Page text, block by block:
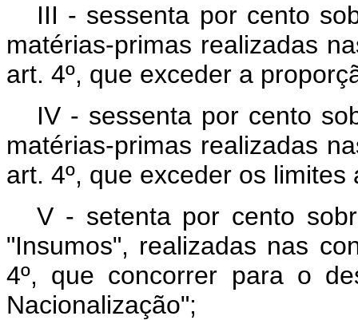
III - sessenta por cento
matérias-primas realizadas
art. 4º, que exceder a
IV - sessenta por cento
matérias-primas realizadas
art. 4º, que exceder os
V - setenta por cento
"Insumos", realizadas nas
4º, que concorrer para o
Nacionalização";